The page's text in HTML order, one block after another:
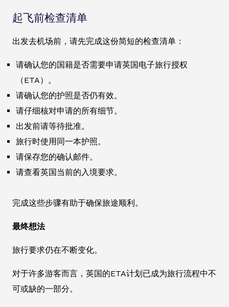
起飞前检查清单
出发去机场前，请先完成这份简短的检查清单：
请确认您的国籍是否需要申请英国电子旅行授权
（ETA）。
请确认您的护照是否仍有效。
请仔细核对申请的所有细节。
出发前请等待批准。
旅行时使用同一本护照。
请保存您的确认邮件。
请查看英国当前的入境要求。
完成这些步骤有助于确保旅途顺利。
最终想法
旅行要求仍在不断变化。
对于许多游客而言，英国的ETA计划已成为旅行流程中不
可或缺的一部分。